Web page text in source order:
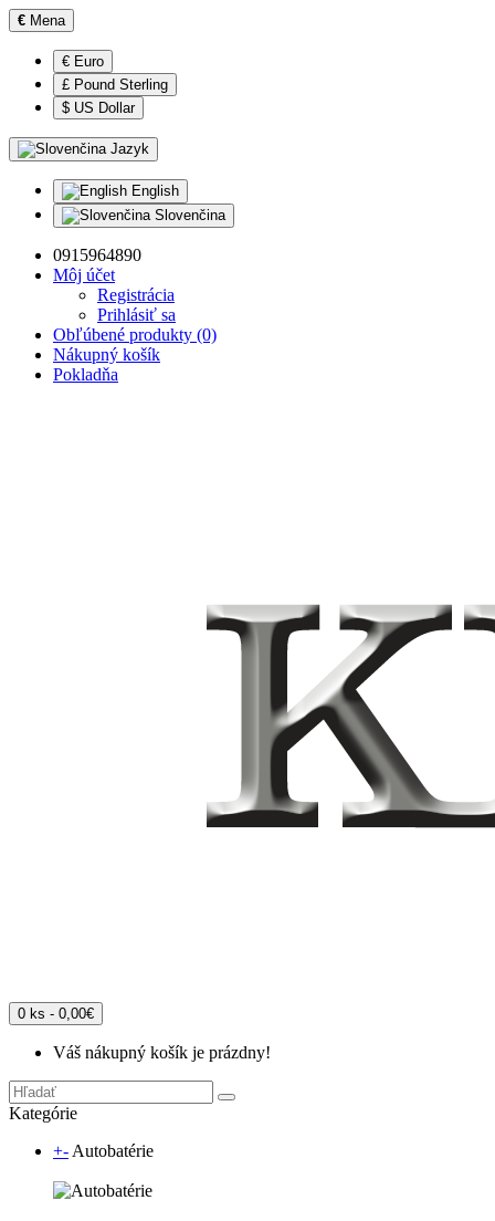
€ Mena
€ Euro
£ Pound Sterling
$ US Dollar
Jazyk
English
Slovenčina
0915964890
Môj účet
Registrácia
Prihlásiť sa
Obľúbené produkty (0)
Nákupný košík
Pokladňa
0 ks - 0,00€
Váš nákupný košík je prázdny!
Kategórie
+- Autobatérie